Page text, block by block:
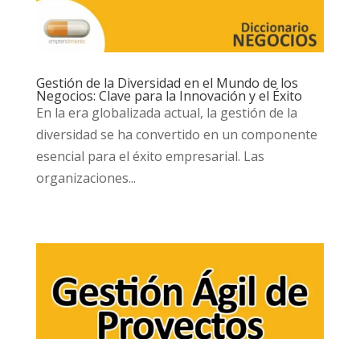
Gestión de la Diversidad en el Mundo de los
Negocios: Clave para la Innovación y el Éxito
En la era globalizada actual, la gestión de la
diversidad se ha convertido en un componente
esencial para el éxito empresarial. Las
organizaciones...